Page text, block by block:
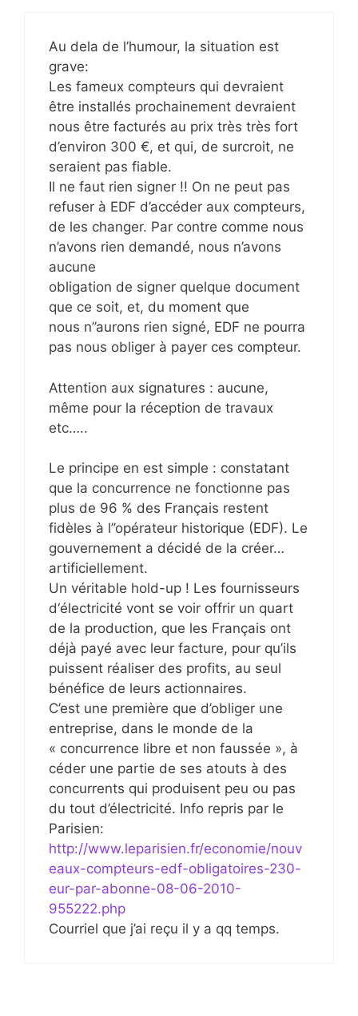
Au dela de l’humour, la situation est
grave:
Les fameux compteurs qui devraient
être installés prochainement devraient
nous être facturés au prix très très fort
d’environ 300 €, et qui, de surcroit, ne
seraient pas fiable.
Il ne faut rien signer !! On ne peut pas
refuser à EDF d’accéder aux compteurs,
de les changer. Par contre comme nous
n’avons rien demandé, nous n’avons
aucune
obligation de signer quelque document
que ce soit, et, du moment que
nous n’’aurons rien signé, EDF ne pourra
pas nous obliger à payer ces compteur.
Attention aux signatures : aucune,
même pour la réception de travaux
etc…..
Le principe en est simple : constatant
que la concurrence ne fonctionne pas
plus de 96 % des Français restent
fidèles à l’’opérateur historique (EDF). Le
gouvernement a décidé de la créer…
artificiellement.
Un véritable hold-up ! Les fournisseurs
d‘électricité vont se voir offrir un quart
de la production, que les Français ont
déjà payé avec leur facture, pour qu’ils
puissent réaliser des profits, au seul
bénéfice de leurs actionnaires.
C’est une première que d’obliger une
entreprise, dans le monde de la
« concurrence libre et non faussée », à
céder une partie de ses atouts à des
concurrents qui produisent peu ou pas
du tout d’électricité. Info repris par le
Parisien:
http://www.leparisien.fr/economie/nouv
eaux-compteurs-edf-obligatoires-230-
eur-par-abonne-08-06-2010-
955222.php
Courriel que j’ai reçu il y a qq temps.